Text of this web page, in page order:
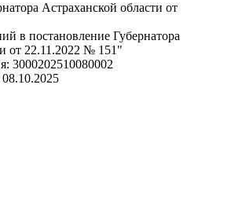
Астраханской области от
в постановление Губернатора
от 22.11.2022 № 151"
3000202510080002
08.10.2025